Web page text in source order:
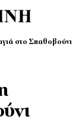
στο Σπαθοβούνι